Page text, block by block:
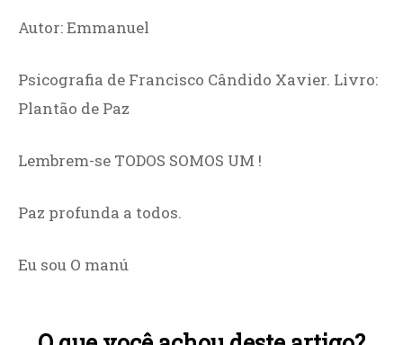
Autor: Emmanuel
Psicografia de Francisco Cândido Xavier. Livro:
Plantão de Paz
Lembrem-se TODOS SOMOS UM !
Paz profunda a todos.
Eu sou O manú